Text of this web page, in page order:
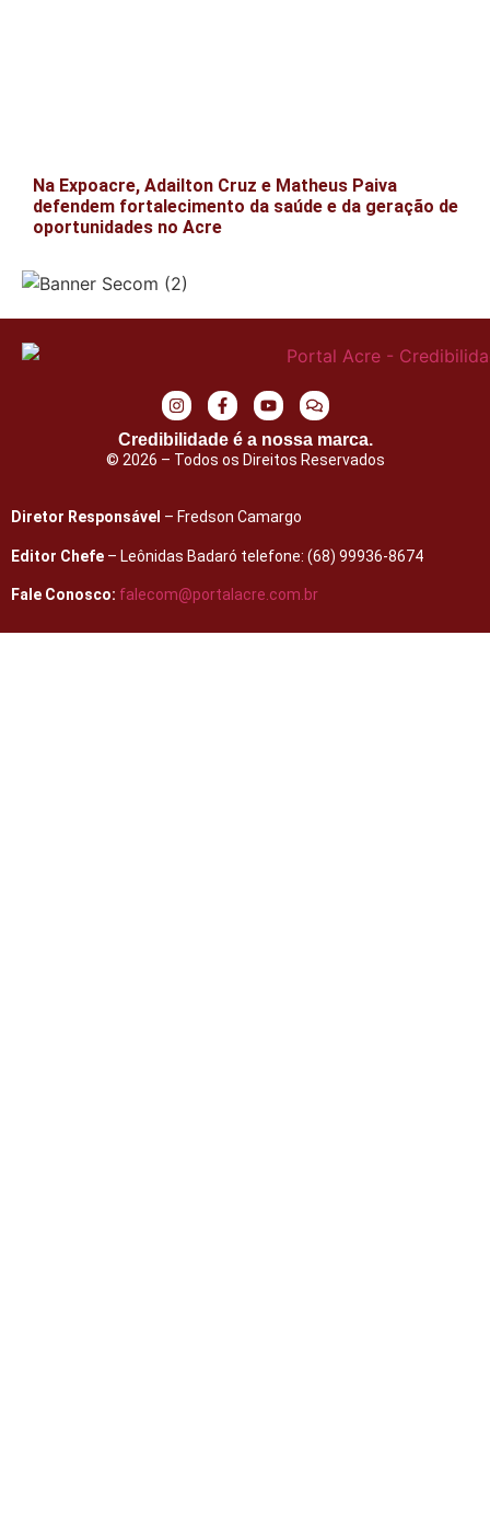
Na Expoacre, Adailton Cruz e Matheus Paiva
defendem fortalecimento da saúde e da geração de
oportunidades no Acre
Credibilidade é a nossa marca.
© 2026 – Todos os Direitos Reservados
Diretor Responsável – Fredson Camargo
Editor Chefe – Leônidas Badaró telefone: (68) 99936-8674
Fale Conosco: falecom@portalacre.com.br